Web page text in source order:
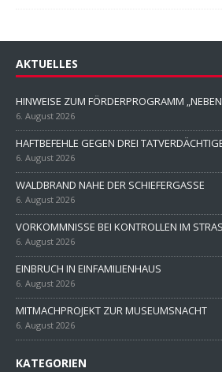
AKTUELLES
HINWEISE ZUM FÖRDERPROGRAMM
6. August 2026
HAFTBEFEHLE GEGEN DREI
6. August 2026
WALDBRAND NAHE DER SCHIEFERGASSE
6. August 2026
VORKOMMNISSE BEI KONTROLLEN IM
6. August 2026
EINBRUCH IN EINFAMILIENHAUS
6. August 2026
MITMACHPROJEKT ZUR MUSEUMSNACHT
6. August 2026
KATEGORIEN